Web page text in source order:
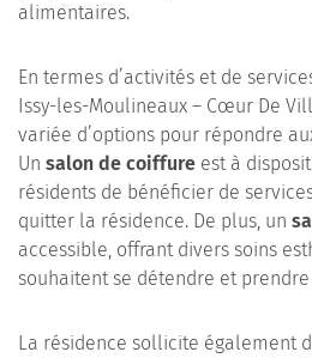
alimentaires.
En termes d’activités et de
Issy-les-Moulineaux – Cœur De
variée d’options pour répondre
Un salon de coiffure est à
résidents de bénéficier de
quitter la résidence. De plus, un
accessible, offrant divers soins
souhaitent se détendre et prendre
La résidence sollicite également